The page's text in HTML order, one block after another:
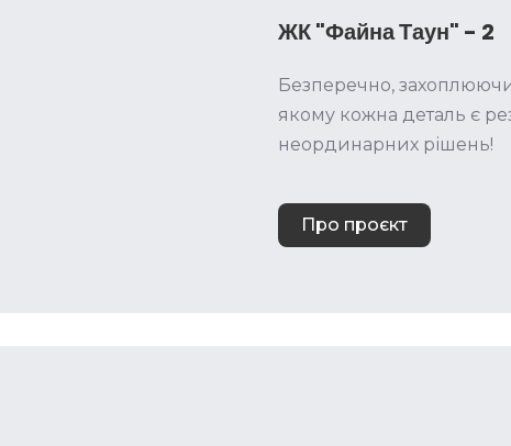
ЖК "Файна Таун" - 2
Безперечно,
якому кожна деталь є
неординарних рішень!
Про проєкт